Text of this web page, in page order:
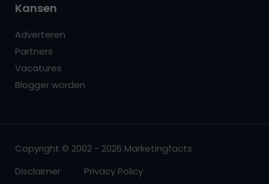
Kansen
Adverteren
Partners
Vacatures
Blogger worden
Copyright © 2002 - 2026 Marketingfacts
Disclaimer
Privacy Policy